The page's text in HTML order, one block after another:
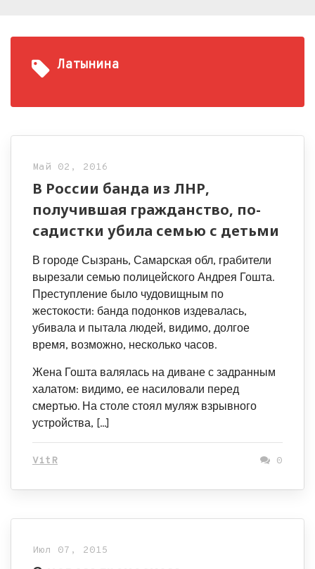
Латынина
Май 02, 2016
В России банда из ЛНР,
получившая гражданство, по-
садистки убила семью с детьми
В городе Сызрань, Самарская обл, грабители
вырезали семью полицейского Андрея Гошта.
Преступление было чудовищным по
жестокости: банда подонков издевалась,
убивала и пытала людей, видимо, долгое
время, возможно, несколько часов.
Жена Гошта валялась на диване с задранным
халатом: видимо, ее насиловали перед
смертью. На столе стоял муляж взрывного
устройства, […]
VitR 0
Июл 07, 2015